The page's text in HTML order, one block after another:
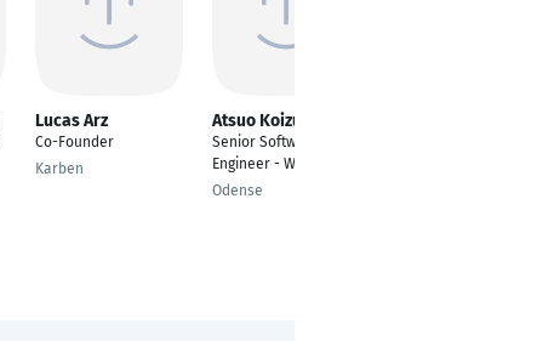
Lucas Arz
Co-Founder
Karben
Atsuo Koizumi
Senior Software
Engineer - Web3 & AI
Odense